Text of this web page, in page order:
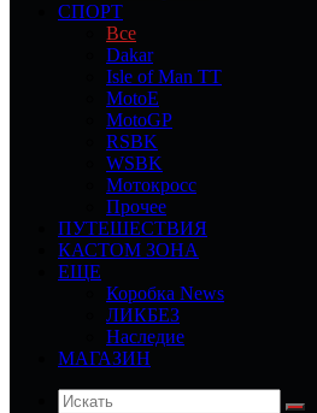
СПОРТ
Все
Dakar
Isle of Man TT
MotoE
MotoGP
RSBK
WSBK
Мотокросс
Прочее
ПУТЕШЕСТВИЯ
КАСТОМ ЗОНА
ЕЩЕ
Коробка News
ЛИКБЕЗ
Наследие
МАГАЗИН